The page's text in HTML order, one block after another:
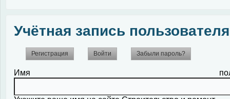
Учётная запись пользователя
Регистрация Войти (активная вкладка)
Забыли пароль?
Имя